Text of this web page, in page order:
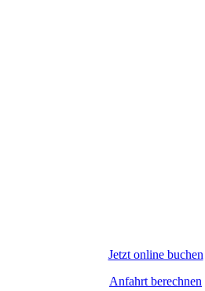
Jetzt online buchen
Anfahrt berechnen